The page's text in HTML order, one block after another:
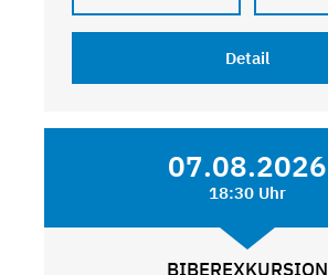
Detail
07.08.2026
18:30 Uhr
BIBEREXKURSION